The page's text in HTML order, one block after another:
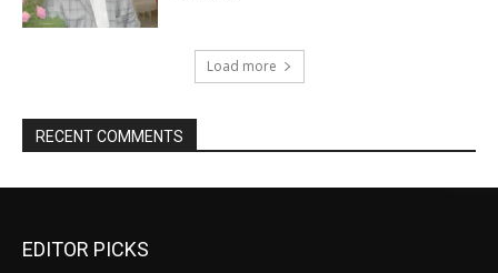
Load more
RECENT COMMENTS
EDITOR PICKS